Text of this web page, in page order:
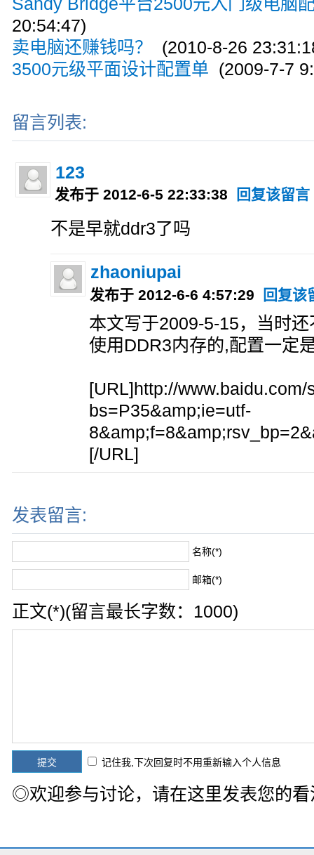
20:54:47)
卖电脑还赚钱吗？
(2010-8-26
3500元级平面设计配置单 (2009-7-7
留言列表:
123
发布于 2012-6-5 22:33:38 回复该留言
不是早就ddr3了吗
zhaoniupai
发布于 2012-6-6 4:57:29 回复该
本文写于2009-5-15，当时
使用DDR3内存的,配置一定
[URL]http://www.baidu.com/
bs=P35&amp;ie=utf-
[/URL]
发表留言:
名称(*)
邮箱(*)
正文(*)(留言最长字数：1000)
记住我,下次回复时不用重新输入个人信息
◎欢迎参与讨论，请在这里发表您的